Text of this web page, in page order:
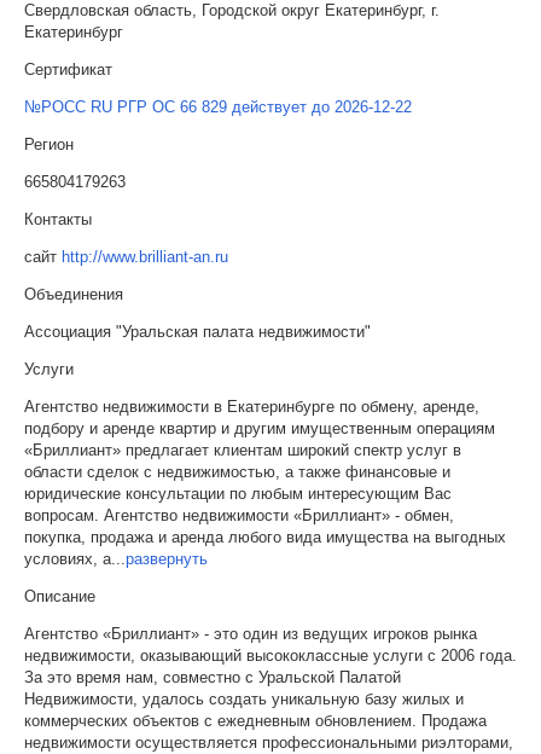
Свердловская область, Городской округ Екатеринбург, г.
Екатеринбург
Сертификат
№РОСС RU РГР ОС 66 829 действует до 2026-12-22
Регион
665804179263
Контакты
сайт http://www.brilliant-an.ru
Объединения
Ассоциация "Уральская палата недвижимости"
Услуги
Агентство недвижимости в Екатеринбурге по обмену, аренде,
подбору и аренде квартир и другим имущественным операциям
«Бриллиант» предлагает клиентам широкий спектр услуг в
области сделок с недвижимостью, а также финансовые и
юридические консультации по любым интересующим Вас
вопросам. Агентство недвижимости «Бриллиант» - обмен,
покупка, продажа и аренда любого вида имущества на выгодных
условиях, а...развернуть
Описание
Агентство «Бриллиант» - это один из ведущих игроков рынка
недвижимости, оказывающий высококлассные услуги с 2006 года.
За это время нам, совместно с Уральской Палатой
Недвижимости, удалось создать уникальную базу жилых и
коммерческих объектов с ежедневным обновлением. Продажа
недвижимости осуществляется профессиональными риэлторами,